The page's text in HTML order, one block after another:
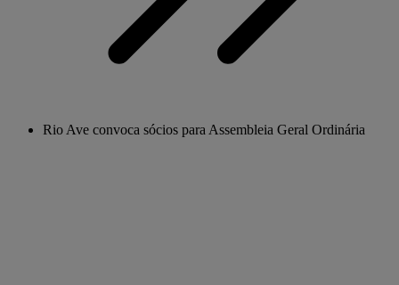
Rio Ave convoca sócios para Assembleia Geral Ordinária